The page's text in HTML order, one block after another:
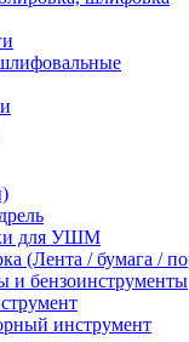
для УШМ
(Лента / бумага /
и бензоинструменты
инструмент